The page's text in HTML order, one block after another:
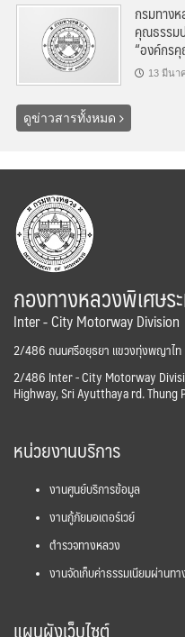
กรมทาง
คุณธรรม
“องค์กร
13 มีนา
ดูข่าวสารทั้งหมด
กองทางหลวงพิเศษร
Inter - City Motorway Division
2/486 ถนนศรีอยุธยา แขวงทุ่งพญาไท
2/486 Inter - City Motorway
Highway, Sri Ayutthaya rd. Thung
หน่วยงานบริการ
งานศูนย์บริการข้อมูล
งานกู้ภัยมอเตอร์เวย์
ตำรวจทางหลวง
งานจัดเก็บค่าธรรมเนียมผ่านทา
แผนผังเว็บไซต์